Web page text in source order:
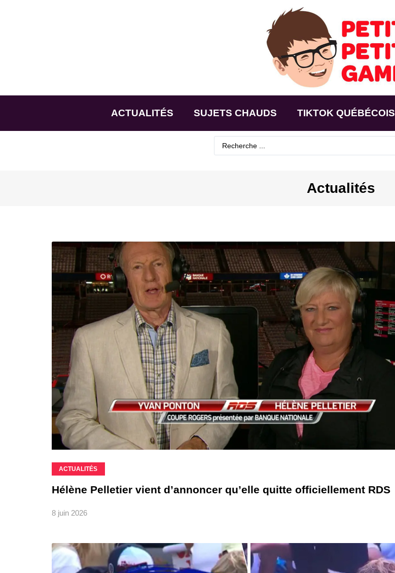
ACTUALITÉS SUJETS CHAUDS TIKTOK QUÉBÉCOIS
Actualités
ACTUALITÉS
Hélène Pelletier vient d’annoncer qu’elle quitte officiellement RDS
8 juin 2026